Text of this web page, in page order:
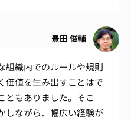
豊田 俊輔
組織内でのルールや規則
価値を生み出すことはで
ともありました。そこ
しながら、幅広い経験が